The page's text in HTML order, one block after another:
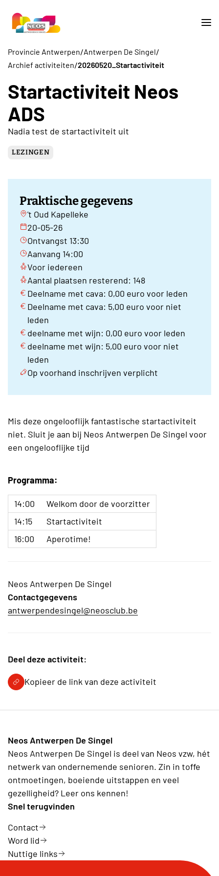
Provincie Antwerpen/Antwerpen De Singel/
Archief activiteiten/20260520_Startactiviteit
Startactiviteit Neos
ADS
Nadia test de startactiviteit uit
LEZINGEN
Praktische gegevens
't Oud Kapelleke
20-05-26
Ontvangst 13:30
Aanvang 14:00
Voor iedereen
Aantal plaatsen resterend: 148
Deelname met cava: 0,00 euro voor leden
Deelname met cava: 5,00 euro voor niet
leden
deelname met wijn: 0,00 euro voor leden
deelname met wijn: 5,00 euro voor niet
leden
Op voorhand inschrijven verplicht
Mis deze ongelooflijk fantastische startactiviteit
niet. Sluit je aan bij Neos Antwerpen De Singel voor
een ongelooflijke tijd
Programma:
14:00
Welkom door de voorzitter
14:15
Startactiviteit
16:00
Aperotime!
Neos Antwerpen De Singel
Contactgegevens
antwerpendesingel@neosclub.be
Deel deze activiteit:
Kopieer de link van deze activiteit
Neos Antwerpen De Singel
Neos Antwerpen De Singel is deel van Neos vzw, hét
netwerk van ondernemende senioren. Zin in toffe
ontmoetingen, boeiende uitstappen en veel
gezelligheid? Leer ons kennen!
Snel terugvinden
Contact
Word lid
Nuttige links